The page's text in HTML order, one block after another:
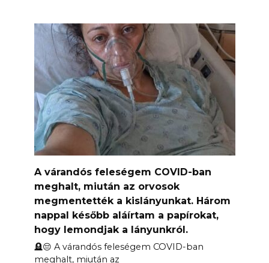
A várandós feleségem COVID-ban
meghalt, miután az orvosok
megmentették a kislányunkat. Három
nappal később aláírtam a papírokat,
hogy lemondjak a lányunkról.
🪦😔 A várandós feleségem COVID-ban
meghalt, miután az